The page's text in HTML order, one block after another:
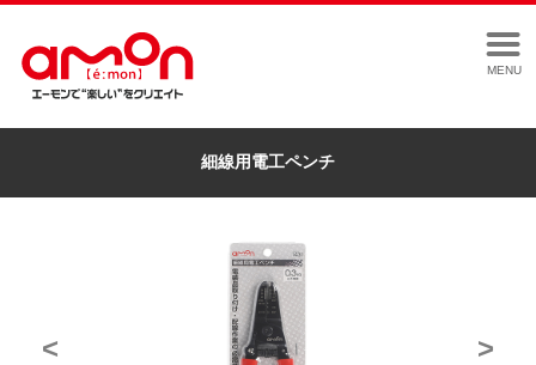
MENU
細線用電工ペンチ
< >